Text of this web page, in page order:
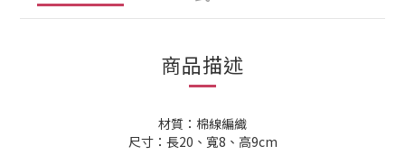
商品描述
材質：棉線編織
尺寸：長20、寬8、高9cm